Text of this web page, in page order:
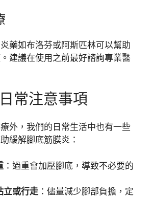
藥如布洛芬或阿斯匹林可以幫助
建議在使用之前最好諮詢專業醫
常注意事項
外，我們的日常生活中也有一些
緩解腳底筋膜炎：
：過重會加壓腳底，導致不必要的
立或行走 ：儘量減少腳部負擔，定